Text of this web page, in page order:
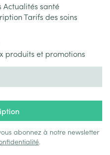
Actualités santé
Tarifs des soins
produits et promotions
abonnez à notre newsletter
.